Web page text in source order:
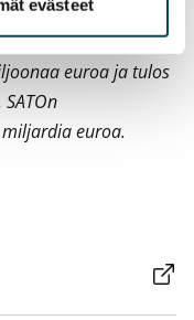
evästeet
oli 318,0
euroa ja tulos
euroa.